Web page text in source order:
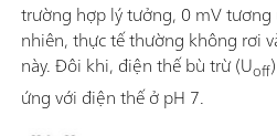
trường hợp lý tưởng, 0 mV tương
nhiên, thực tế thường không rơi
này. Đôi khi, điện thế bù trừ (Uoff
ứng với điện thế ở pH 7.